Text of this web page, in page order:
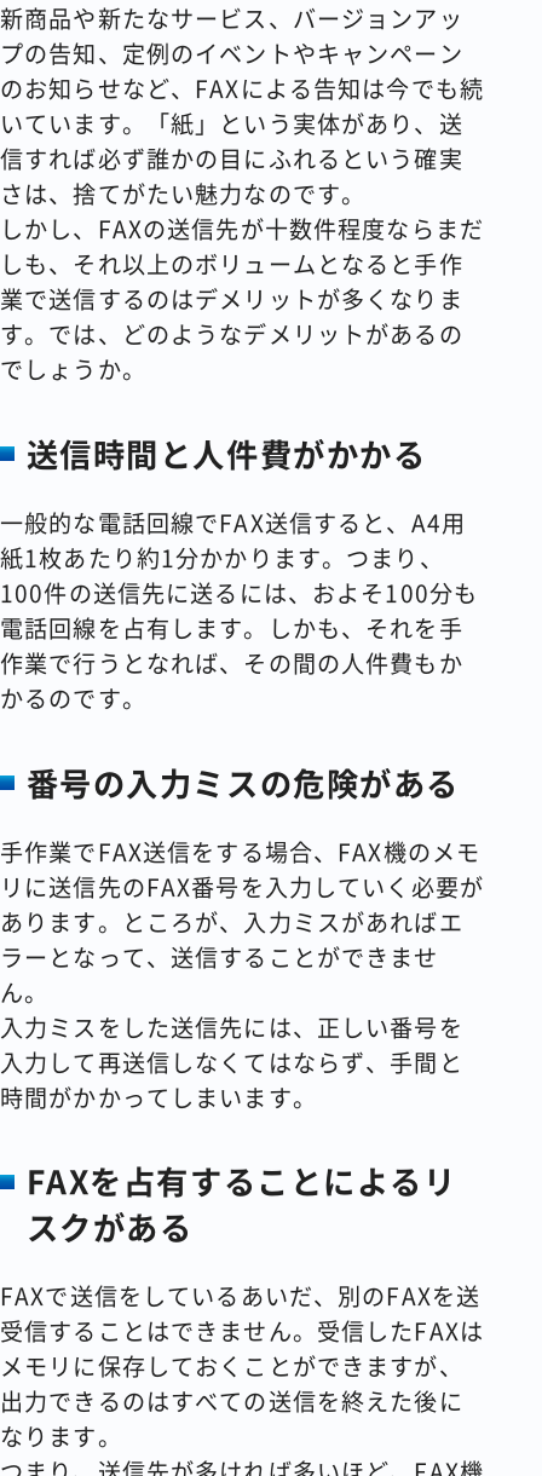
新商品や新たなサービス、バージョンアッ
プの告知、定例のイベントやキャンペーン
のお知らせなど、FAXによる告知は今でも続
いています。「紙」という実体があり、送
信すれば必ず誰かの目にふれるという確実
さは、捨てがたい魅力なのです。
しかし、FAXの送信先が十数件程度ならまだ
しも、それ以上のボリュームとなると手作
業で送信するのはデメリットが多くなりま
す。では、どのようなデメリットがあるの
でしょうか。
送信時間と人件費がかかる
一般的な電話回線でFAX送信すると、A4用
紙1枚あたり約1分かかります。つまり、
100件の送信先に送るには、およそ100分も
電話回線を占有します。しかも、それを手
作業で行うとなれば、その間の人件費もか
かるのです。
番号の入力ミスの危険がある
手作業でFAX送信をする場合、FAX機のメモ
リに送信先のFAX番号を入力していく必要が
あります。ところが、入力ミスがあればエ
ラーとなって、送信することができませ
ん。
入力ミスをした送信先には、正しい番号を
入力して再送信しなくてはならず、手間と
時間がかかってしまいます。
FAXを占有することによるリ
スクがある
FAXで送信をしているあいだ、別のFAXを送
受信することはできません。受信したFAXは
メモリに保存しておくことができますが、
出力できるのはすべての送信を終えた後に
なります。